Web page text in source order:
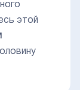
этой